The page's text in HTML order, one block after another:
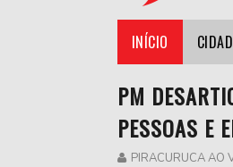
INÍCIO
PM
PESSOAS E
PIRACURUCA AO